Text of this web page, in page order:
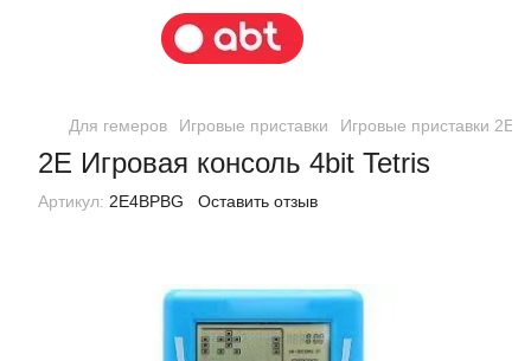
Для гемеров Игровые приставки Игровые приставки 2E
2E Игровая консоль 4bit Tetris
Артикул: 2E4BPBG Оставить отзыв